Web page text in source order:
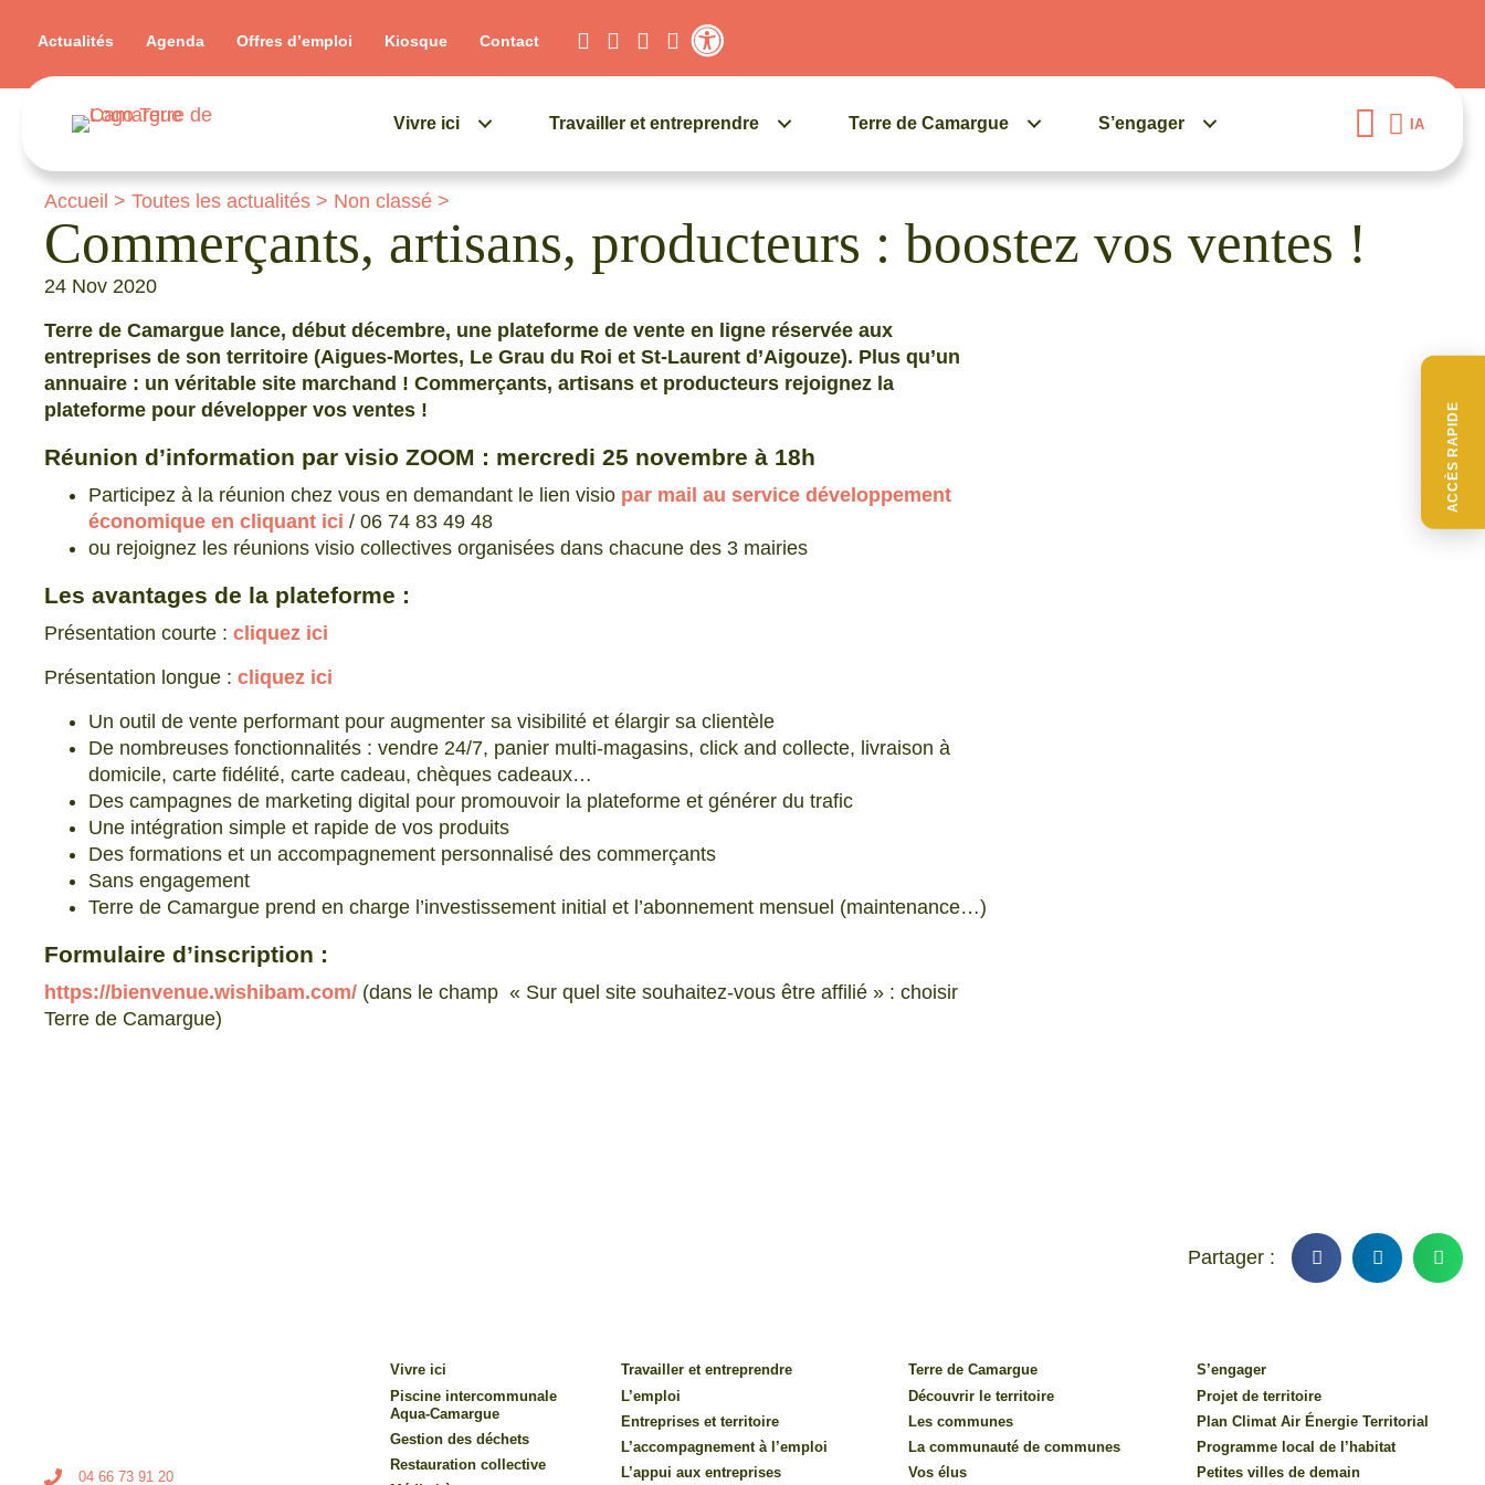
ACCÈS RAPIDE
Actualités Agenda Offres d’emploi Kiosque
Contact
Vivre ici Travailler et entreprendre Terre de Camargue S’engager IA
Accueil > Toutes les actualités > Non classé >
Commerçants, artisans, producteurs : boostez vos ventes !
24 Nov 2020
Terre de Camargue lance, début décembre, une plateforme de vente en ligne réservée aux
entreprises de son territoire (Aigues-Mortes, Le Grau du Roi et St-Laurent d’Aigouze). Plus qu’un
annuaire : un véritable site marchand ! Commerçants, artisans et producteurs rejoignez la
plateforme pour développer vos ventes !
Réunion d’information par visio ZOOM : mercredi 25 novembre à 18h
Participez à la réunion chez vous en demandant le lien visio par mail au service développement
économique en cliquant ici / 06 74 83 49 48
ou rejoignez les réunions visio collectives organisées dans chacune des 3 mairies
Les avantages de la plateforme :
Présentation courte : cliquez ici
Présentation longue : cliquez ici
Un outil de vente performant pour augmenter sa visibilité et élargir sa clientèle
De nombreuses fonctionnalités : vendre 24/7, panier multi-magasins, click and collecte, livraison à
domicile, carte fidélité, carte cadeau, chèques cadeaux…
Des campagnes de marketing digital pour promouvoir la plateforme et générer du trafic
Une intégration simple et rapide de vos produits
Des formations et un accompagnement personnalisé des commerçants
Sans engagement
Terre de Camargue prend en charge l’investissement initial et l’abonnement mensuel (maintenance…)
Formulaire d’inscription :
https://bienvenue.wishibam.com/ (dans le champ « Sur quel site souhaitez-vous être affilié » : choisir
Terre de Camargue)
04 66 73 91 20
Vivre ici
Piscine intercommunale
Aqua-Camargue
Gestion des déchets
Restauration collective
Travailler et entreprendre
L’emploi
Entreprises et territoire
L’accompagnement à l’emploi
L’appui aux entreprises
Terre de Camargue
Découvrir le territoire
Les communes
La communauté de communes
Vos élus
S’engager
Projet de territoire
Plan Climat Air Énergie Territorial
Programme local de l’habitat
Petites villes de demain